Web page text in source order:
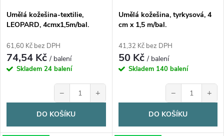
Umělá kožešina-textilie,
LEOPARD, 4cmx1,5m/bal.
61,60 Kč bez DPH
74,54 Kč/ balení
Skladem 24 balení
− +
DO KOŠÍKU
Umělá kožešina, tyrkysová, 4
cm x 1,5 m/bal.
41,32 Kč bez DPH
50 Kč/ balení
Skladem 140 balení
− +
DO KOŠÍKU